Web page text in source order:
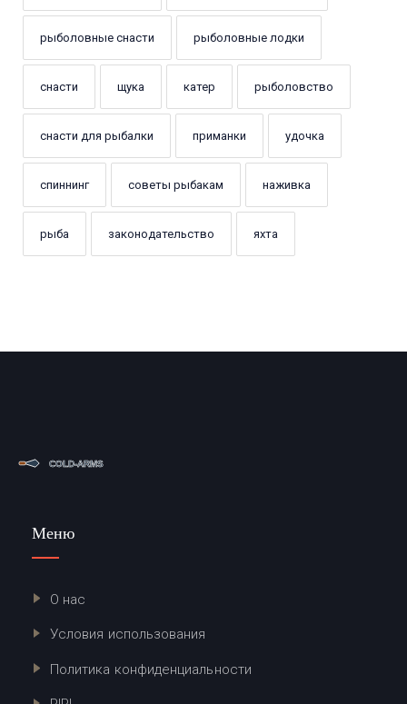
рыболовные снасти рыболовные лодки
снасти щука катер рыболовство
снасти для рыбалки приманки удочка
спиннинг советы рыбакам наживка
рыба законодательство яхта
Меню
О нас
Условия использования
Политика конфиденциальности